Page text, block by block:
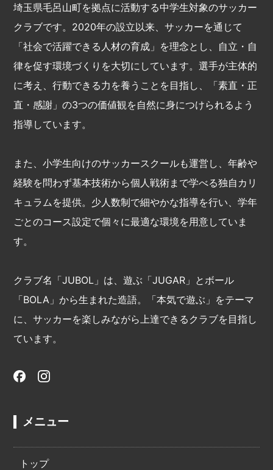
埼玉県毛呂山町を拠点に活動する中学生対象のサッカー
クラブです。2020年の設立以来、サッカーを通じて
「社会で活躍できる人材の育成」を理念とし、自立・自
律を促す環境づくりを大切にしています。選手が主体的
に考え、行動できる力を養うことを目指し、「素直・正
直・感謝」の3つの価値観を自然に身につけられるよう
指導しています。
また、小学生向けのサッカースクールも運営し、年齢や
経験を問わず基本技術から個人戦術まで学べる独自カリ
キュラムを提供。少人数制で細やかな指導を行い、学年
ごとのコース設定で個々に最適な環境を用意していま
す。
クラブ名「JUBOL」は、遊ぶ「JUGAR」とボール
「BOLA」から生まれた造語。「本気で遊ぶ」をテーマ
に、サッカーを楽しみながら上達できるクラブを目指し
ています。
メニュー
トップ